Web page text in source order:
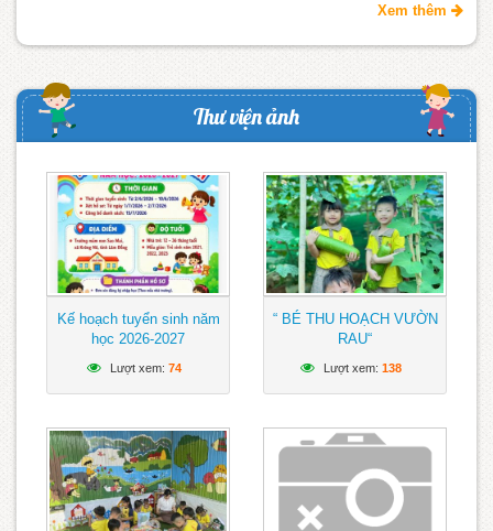
Xem thêm
Thư viện ảnh
Kế hoạch tuyển sinh năm
học 2026-2027
Lượt xem: 74
“ BÉ THU HOẠCH VƯỜN
RAU“
Lượt xem: 138